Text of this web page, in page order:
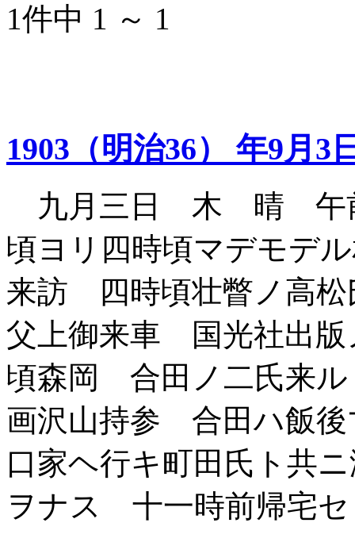
1件中 1 ～ 1
1903（明治36） 年9月3
九月三日 木 晴 午
頃ヨリ四時頃マデモデ
来訪 四時頃壮瞥ノ高
父上御来車 国光社出
頃森岡 合田ノ二氏来
画沢山持参 合田ハ飯
口家ヘ行キ町田氏ト共
ヲナス 十一時前帰宅